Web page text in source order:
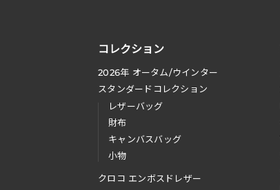
コレクション
2026年 オータム/ウインター
スタンダードコレクション
レザーバッグ
財布
キャンバスバッグ
小物
クロコ エンボスドレザー